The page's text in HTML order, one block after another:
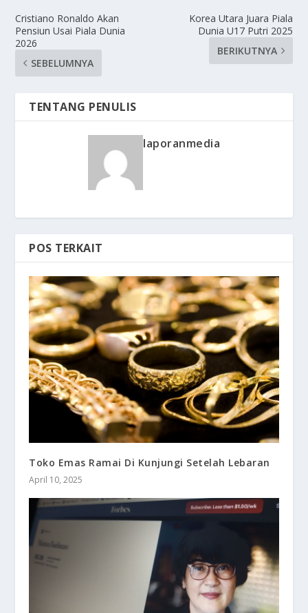
Cristiano Ronaldo Akan
Pensiun Usai Piala Dunia
2026
SEBELUMNYA
Korea Utara Juara Piala
Dunia U17 Putri 2025
BERIKUTNYA
TENTANG PENULIS
laporanmedia
POS TERKAIT
Toko Emas Ramai Di Kunjungi Setelah Lebaran
April 10, 2025